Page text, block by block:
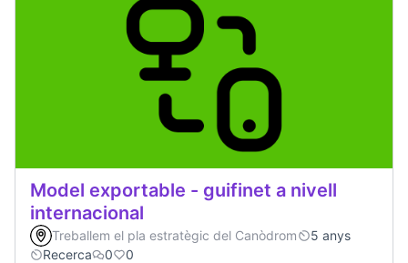
Model exportable - guifinet a nivell
internacional
Treballem el pla estratègic del Canòdrom
5 anys
Recerca
0 0